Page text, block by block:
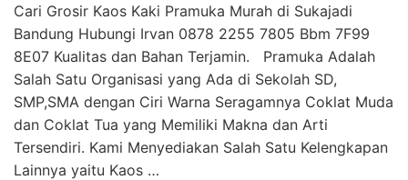
Cari Grosir Kaos Kaki Pramuka Murah di Sukajadi
Bandung Hubungi Irvan 0878 2255 7805 Bbm 7F99
8E07 Kualitas dan Bahan Terjamin. Pramuka Adalah
Salah Satu Organisasi yang Ada di Sekolah SD,
SMP,SMA dengan Ciri Warna Seragamnya Coklat Muda
dan Coklat Tua yang Memiliki Makna dan Arti
Tersendiri. Kami Menyediakan Salah Satu Kelengkapan
Lainnya yaitu Kaos …